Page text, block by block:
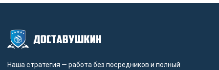
Наша стратегия — работа без посредников и полный